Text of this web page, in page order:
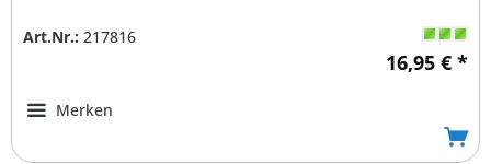
Art.Nr.: 217816
16,95 € *
Merken